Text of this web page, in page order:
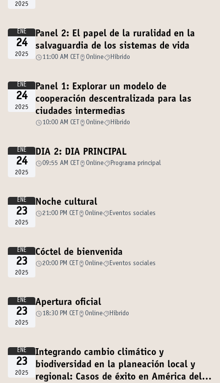
2025
ENE
24
2025
Panel 2: El papel de la ruralidad en la
salvaguardia de los sistemas de vida
11:00 AM CET Online Híbrido
ENE
24
2025
Panel 1: Explorar un modelo de
cooperación descentralizada para las
ciudades intermedias
10:00 AM CET Online Híbrido
ENE
24
2025
DÍA 2: DÍA PRINCIPAL
09:55 AM CET Online Programa principal
ENE
23
2025
Noche cultural
21:00 PM CET Online Eventos sociales
ENE
23
2025
Cóctel de bienvenida
20:00 PM CET Online Eventos sociales
ENE
23
2025
Apertura oficial
18:30 PM CET Online Híbrido
ENE
23
2025
Integrando cambio climático y
biodiversidad en la planeación local y
regional: Casos de éxito en América del